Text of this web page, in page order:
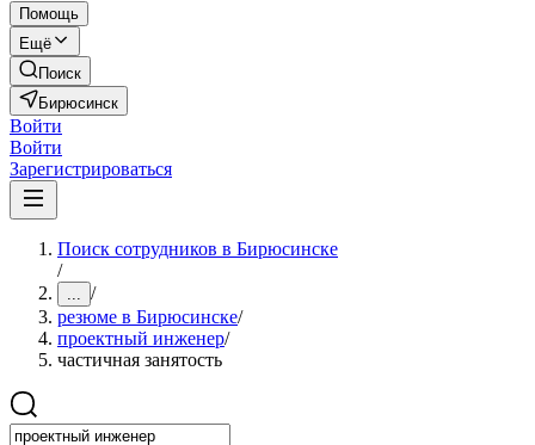
Помощь
Ещё
Поиск
Бирюсинск
Войти
Войти
Зарегистрироваться
Поиск сотрудников в Бирюсинске
/
... /
резюме в Бирюсинске/
проектный инженер/
частичная занятость